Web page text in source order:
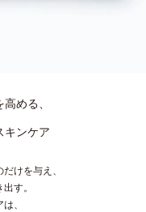
める、
キンケア
けを与え、
す。
、